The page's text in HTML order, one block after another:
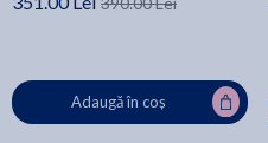
Adaugă în coș